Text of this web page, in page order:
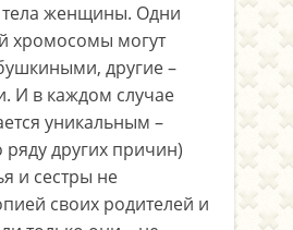
тела женщины. Одни
хромосомы могут
другие –
И в каждом случае
уникальным –
ряду других причин)
и сестры не
своих родителей и